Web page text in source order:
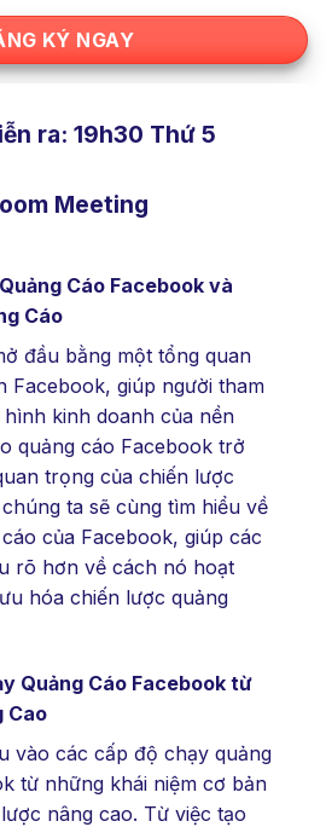
KÝ NGAY
ra: 19h30 Thứ 5
Meeting
Cáo Facebook và
Cáo
đầu bằng một tổng quan
Facebook, giúp người tham
kinh doanh của nền
quảng cáo Facebook trở
trọng của chiến lược
ta sẽ cùng tìm hiểu về
của Facebook, giúp các
rõ hơn về cách nó hoạt
hóa chiến lược quảng
Quảng Cáo Facebook từ
Cao
vào các cấp độ chạy quảng
từ những khái niệm cơ bản
nâng cao. Từ việc tạo